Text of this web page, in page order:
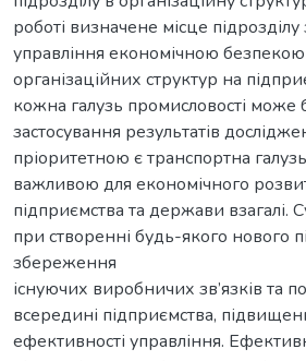
роботі визначене місце підрозділу
управління економічною
організаційних структур на
кожна галузь промисловості
застосування результатів
пріоритетною є транспортна
важливою для економічного
підприємства та держави взагалі.
при створенні будь-якого нового
збереження
існуючих виробничих зв’язків та
всередині підприємства,
ефективності управління.